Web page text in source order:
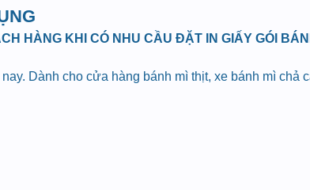
HÀNG KHI CÓ NHU CẦU ĐẶT IN GIẤY GÓI
Dành cho cửa hàng bánh mì thịt, xe bánh mì chả